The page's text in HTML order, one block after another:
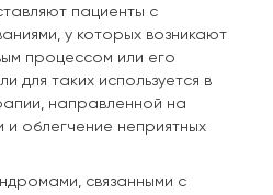
пациенты с
у которых возникают
процессом или его
для таких используется в
направленной на
и облегчение неприятных
связанными с